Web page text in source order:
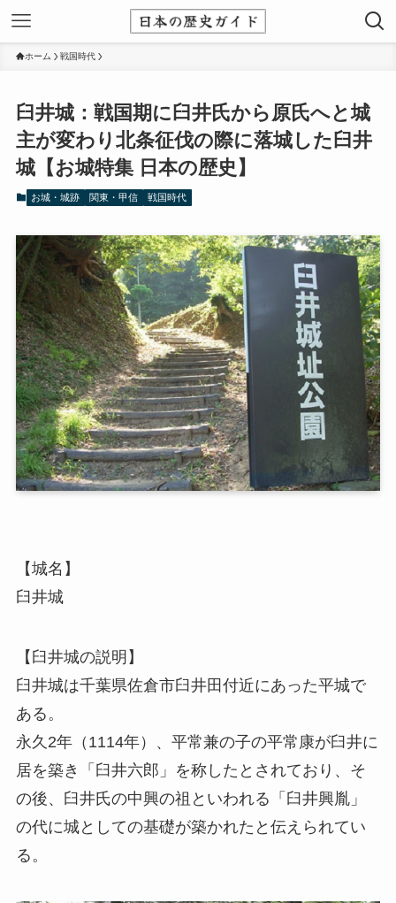
ホーム 戦国時代
臼井城：戦国期に臼井氏から原氏へと城
主が変わり北条征伐の際に落城した臼井
城【お城特集 日本の歴史】
お城・城跡 関東・甲信 戦国時代
【城名】
臼井城
【臼井城の説明】
臼井城は千葉県佐倉市臼井田付近にあった平城で
ある。
永久2年（1114年）、平常兼の子の平常康が臼井に
居を築き「臼井六郎」を称したとされており、そ
の後、臼井氏の中興の祖といわれる「臼井興胤」
の代に城としての基礎が築かれたと伝えられてい
る。